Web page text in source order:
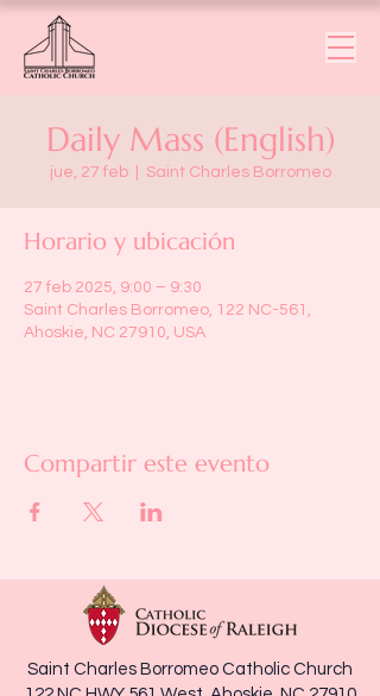
Daily Mass (English)
jue, 27 feb
  |
Saint Charles Borromeo
Horario y ubicación
27 feb 2025, 9:00 – 9:30
Saint Charles Borromeo, 122 NC-561,
Ahoskie, NC 27910, USA
Compartir este evento
Saint Charles Borromeo Catholic Church